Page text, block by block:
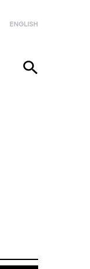
ENGLISH